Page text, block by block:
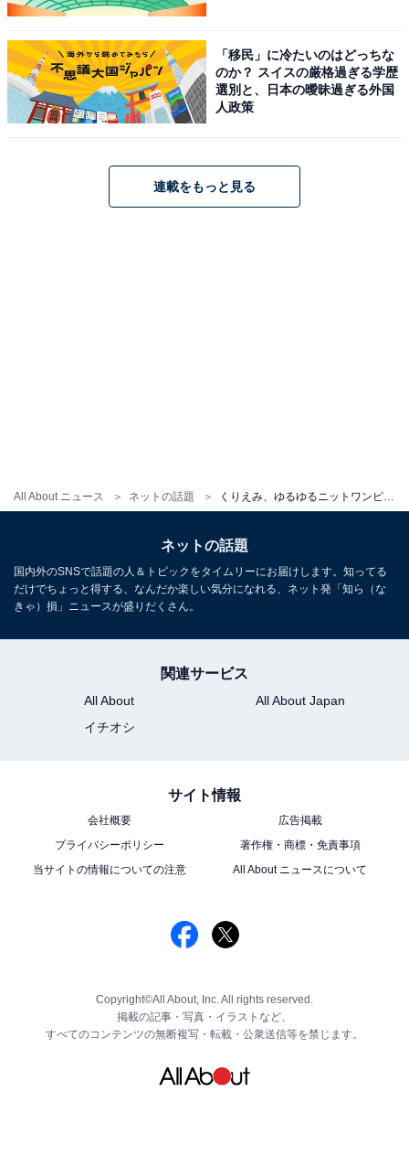
All About ニュース ネットの話題
「移民」に冷たいのはどっちな
のか？ スイスの厳格過ぎる学歴
選別と、日本の曖昧過ぎる外国
人政策
連載をもっと見る
ネットの話題
国内外のSNSで話題の人＆トピックをタイムリーにお届けします。知ってる
だけでちょっと得する、なんだか楽しい気分になれる、ネット発「知ら（な
きゃ）損」ニュースが盛りだくさん。
関連サービス
All About
All About Japan
イチオシ
サイト情報
会社概要
広告掲載
プライバシーポリシー
著作権・商標・免責事項
当サイトの情報についての注意
All About ニュースについて
Copyright©All About, Inc. All rights reserved.
掲載の記事・写真・イラストなど、
すべてのコンテンツの無断複写・転載・公衆送信等を禁じます。